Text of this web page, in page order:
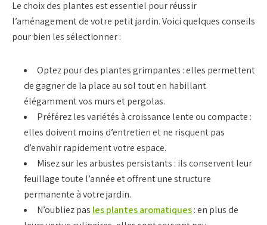
Le choix des plantes est essentiel pour réussir
l’aménagement de votre petit jardin. Voici quelques conseils
pour bien les sélectionner :
Optez pour des plantes grimpantes : elles permettent
de gagner de la place au sol tout en habillant
élégamment vos murs et pergolas.
Préférez les variétés à croissance lente ou compacte :
elles doivent moins d’entretien et ne risquent pas
d’envahir rapidement votre espace.
Misez sur les arbustes persistants : ils conservent leur
feuillage toute l’année et offrent une structure
permanente à votre jardin.
N’oubliez pas les plantes aromatiques: en plus de